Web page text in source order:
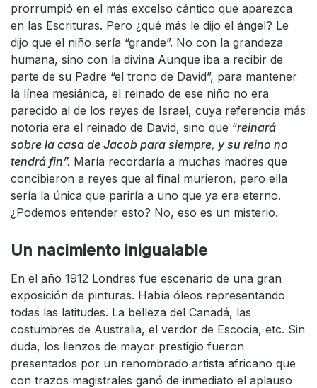
prorrumpió en el más excelso cántico que aparezca
en las Escrituras. Pero ¿qué más le dijo el ángel? Le
dijo que el niño sería “grande”. No con la grandeza
humana, sino con la divina Aunque iba a recibir de
parte de su Padre “el trono de David”, para mantener
la línea mesiánica, el reinado de ese niño no era
parecido al de los reyes de Israel, cuya referencia más
notoria era el reinado de David, sino que “reinará
sobre la casa de Jacob para siempre, y su reino no
tendrá fin”. María recordaría a muchas madres que
concibieron a reyes que al final murieron, pero ella
sería la única que pariría a uno que ya era eterno.
¿Podemos entender esto? No, eso es un misterio.
Un nacimiento inigualable
En el año 1912 Londres fue escenario de una gran
exposición de pinturas. Había óleos representando
todas las latitudes. La belleza del Canadá, las
costumbres de Australia, el verdor de Escocia, etc. Sin
duda, los lienzos de mayor prestigio fueron
presentados por un renombrado artista africano que
con trazos magistrales ganó de inmediato el aplauso